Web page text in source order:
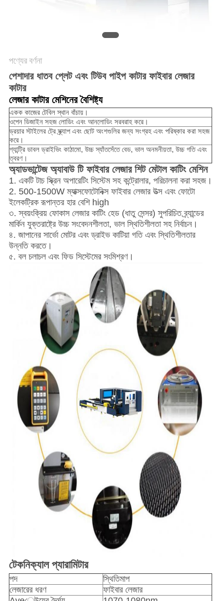
পণ্যের বর্ণনা
পেশাদার ধাতব প্লেট এবং টিউব পাইপ কাটার ফাইবার লেজার
কাটার
লেজার কাটার মেশিনের বৈশিষ্ট্য
একক কাজের টেবিল স্থান বাঁচায়।
ওপেন ডিজাইন সহজ লোডিং এবং আনলোডিং সরবরাহ করে।
ড্রয়ার স্টাইলের ট্রে স্ক্র্যাপ এবং ছোট অংশগুলির জন্য সংগ্রহ এবং পরিষ্কার করা সহজ
করে।
গ্যান্ট্রি ডাবল ড্রাইভিং কাঠামো, উচ্চ স্যাঁতসেঁতে বেড, ভাল অনমনীয়তা, উচ্চ গতি এবং
ত্বরণ।
অ্যাডভান্টেজ অ্যাবাউ টি ফাইবারলেজার শিট মেটাল কাটিং মেশিন
1. একটি টাচ স্ক্রিন অপারেটিং সিস্টেম সহ কন্ট্রোলার, পরিচালনা করা সহজ।
2. 500-1500W ম্যাক্সফোটোনিক্স ফাইবার লেজার উত্স এবং ফোটো
ইলেকট্রিক রূপান্তর হার বেশি high
৩. স্বয়ংক্রিয় ফোকাস লেজার কাটিং হেড (ধাতু সেন্সর) সুপরিচিত ব্র্যান্ডের
মার্কিন যুক্তরাষ্ট্রে উচ্চ সংবেদনশীলতা, ভাল স্থিতিশীলতা সহ নির্বাচন।
৪. জাপানের সার্ভো মোটর এবং ড্রাইভ কাটিয়া গতি এবং স্থিতিশীলতার
উন্নতি করতে।
৫. বল চলাচল এবং ফিড সিস্টেমের সংমিশ্রণ।
টেকনিক্যাল প্যারামিটার
পদ
স্থিতিমাপ
লেজারের ধরণ
ফাইবার লেজার